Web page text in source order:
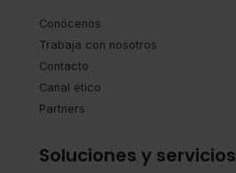
Conócenos
Trabaja con nosotros
Contacto
Canal ético
Partners
Soluciones y servicios